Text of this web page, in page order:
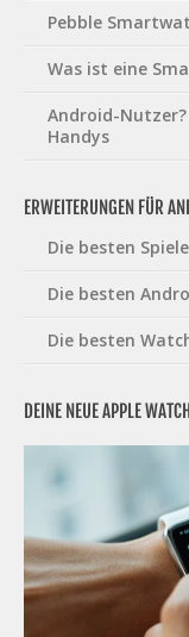
Pebble
Was ist eine
Android-
Handys
ERWEITERUNGEN FÜR
Die besten
Die besten
Die besten
DEINE NEUE APPLE WATCH